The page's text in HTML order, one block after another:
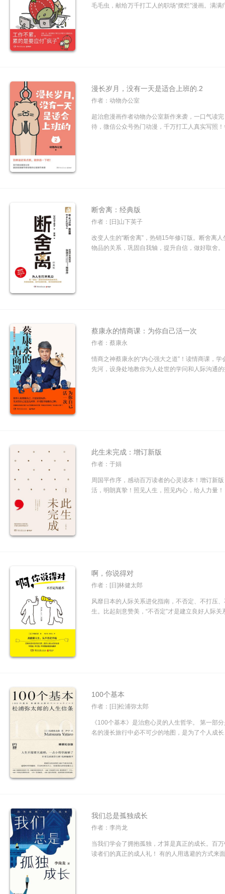
毛毛虫，献给万千打工人的职场“摆烂”漫画。满
漫长岁月，没有一天是适合上班的.2
作者：动物办公室
超治愈漫画作者动物办公室新作来袭，一口气读
待，微信公众号热门动漫，千万打工人真实写照
断舍离：经典版
作者：[日]山下英子
改变人生的“断舍离”，热销15年修订版。断舍离
物品的关系，巩固自我轴，提升自信，做好取舍。
蔡康永的情商课：为你自己活一次
作者：蔡康永
情商之神蔡康永的“内心强大之道”！读情商课，
先河，设身处地教你为人处世的学问和人际沟通
此生未完成：增订新版
作者：于娟
周国平作序，感动百万读者的心灵读本！增订新
活，明朗真挚！照见人生，照见内心，给人力量
啊，你说得对
作者：[日]林健太郎
风靡日本的人际关系进化指南，不否定、不打压
生。比起刻意赞美，“不否定”才是建立良好人际
100个基本
作者：[日]松浦弥太郎
《100个基本》是治愈心灵的人生哲学。 第一部
名的漫长旅行中必不可少的地图，是为了个人成
我们总是孤独成长
作者：李尚龙
当我们学会了拥抱孤独，才算是真正的成长。百
读者们的真正的成人礼！ 有的人用逃避的方式来